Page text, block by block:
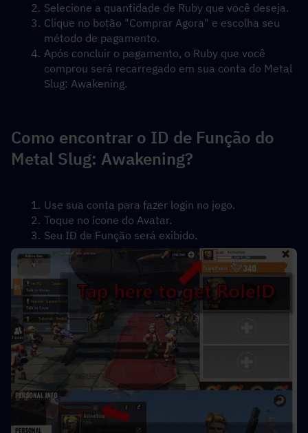
Selecione a quantidade de Ruby que você deseja.
Clique no botão "Comprar Agora" e escolha seu
método de pagamento.
Após concluir o pagamento, o Ruby que você
comprou será recarregado em sua conta do Metal
Slug: Awakening.
Como encontrar o ID de Função do
Metal Slug: Awakening?
Use sua conta para fazer login no jogo.
Toque no ícone do Avatar.
Seu ID de Função será exibido.